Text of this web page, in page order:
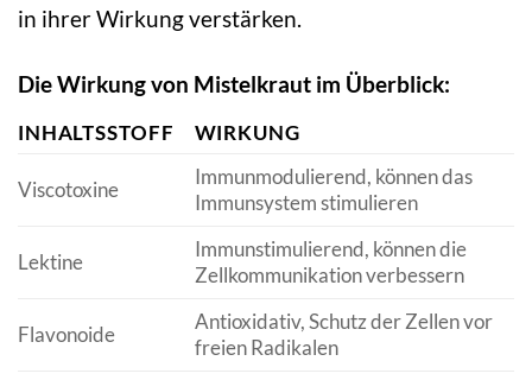
in ihrer Wirkung verstärken.
Die Wirkung von Mistelkraut im Überblick:
INHALTSSTOFF WIRKUNG
Viscotoxine
Immunmodulierend, können das
Immunsystem stimulieren
Lektine
Immunstimulierend, können die
Zellkommunikation verbessern
Flavonoide
Antioxidativ, Schutz der Zellen vor
freien Radikalen